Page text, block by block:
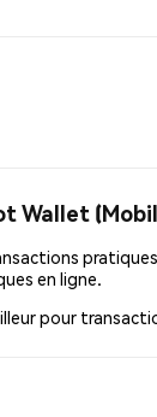
Wallet
pratiques
en ligne.
pour